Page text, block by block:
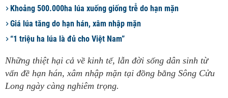
Khoảng 500.000ha lúa xuống giống trễ do hạn mặn
Giá lúa tăng do hạn hán, xâm nhập mặn
“1 triệu ha lúa là đủ cho Việt Nam”
Những thiệt hại cả về kinh tế, lẫn đời sống dân sinh từ
vấn đề hạn hán, xâm nhập mặn tại đồng bằng Sông Cửu
Long ngày càng nghiêm trọng.